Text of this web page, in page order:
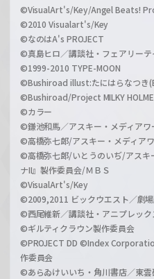
©VisualArt's/Key/Angel Beats!
©2010 Visualart's/Key
©なのはA's PROJECT
©真島ヒロ／講談社・フェアリー
©1999-2010 TYPE-MOON
©Bushiroad illust:たにはらなつき
©Bushiroad/Project MILKY
©カラー
©鎌池和馬／アスキー・メディアワ
©高橋弥七郎/アスキー・メディア
©高橋弥七郎/いとうのいぢ/アスキ
ナII』製作委員会/ＭＢＳ
©VisualArt's/Key
©2009,2011 ビックウエスト／劇
©西尾維新／講談社・アニプレック
©ギルティクラウン製作委員会
©PROJECT DD ©Index
作委員会
©あらゐけいいち・角川書店／東雲